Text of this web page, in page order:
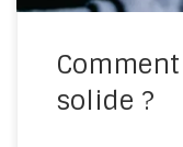
solide ?